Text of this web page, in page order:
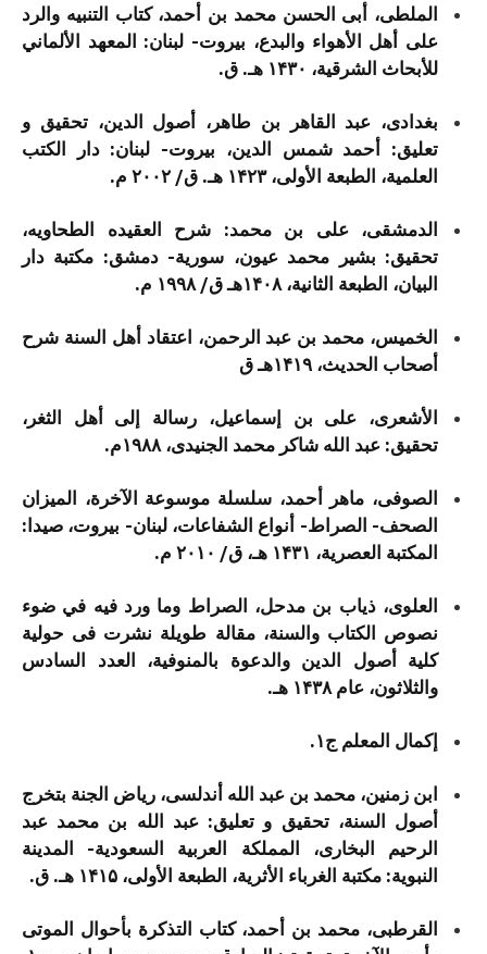
الملطی، أبی الحسن محمد بن أحمد، کتاب التنبیه والرد
علی أهل الأهواء والبدع، بيروت- لبنان: المعهد الألماني
للأبحاث الشرقية، ۱۴۳۰ هـ. ق.
بغدادی، عبد القاهر بن طاهر، أصول الدین، تحقیق و
تعلیق: أحمد شمس الدین، بيروت- لبنان: دار الكتب
العلمية، الطبعة الأولى، ۱۴۲۳ هـ. ق/ ۲۰۰۲ م.
الدمشقی، علی بن محمد: شرح العقیده الطحاویه،
تحقیق: بشیر محمد عیون، سورية- دمشق: مكتبة دار
البيان، الطبعة الثانية، ۱۴۰۸هـ ق/ ۱۹۹۸ م.
الخمیس، محمد بن عبد الرحمن، اعتقاد أهل السنة شرح
أصحاب الحدیث، ۱۴۱۹هـ ق
الأشعری، علی بن إسماعیل، رسالة إلی أهل الثغر،
تحقیق: عبد الله شاکر محمد الجنیدی، ۱۹۸۸م.
الصوفی، ماهر أحمد، سلسلة موسوعة الآخرة، المیزان
الصحف- الصراط- أنواع الشفاعات، لبنان- بيروت، صيدا:
المكتبة العصرية، ۱۴۳۱ هـ، ق/ ۲۰۱۰ م.
العلوی، ذیاب بن مدحل، الصراط وما ورد فیه في ضوء
نصوص الکتاب والسنة، مقالة طویلة نشرت فی حولیة
کلیة أصول الدین والدعوة بالمنوفیة، العدد السادس
والثلاثون، عام ۱۴۳۸ هـ.
إکمال المعلم ج۱.
ابن زمنین، محمد بن عبد الله أندلسی، ریاض الجنة بتخرج
أصول السنة، تحقیق و تعلیق: عبد الله بن محمد عبد
الرحیم البخاری، المملكة العربية السعودية- المدينة
النبوية: مكتبة الغرباء الأثرية، الطبعة الأولى، ۱۴۱۵ هـ. ق.
القرطبی، محمد بن أحمد، کتاب التذکرة بأحوال الموتی